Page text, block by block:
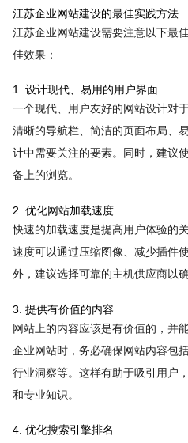
江苏企业网站建设的最佳实践方法
江苏企业网站建设需要注意以下最
佳效果：
1. 设计现代、易用的用户界面
一个现代、用户友好的网站设计对
清晰的导航栏、简洁的页面布局、
计中需要关注的要素。同时，建议
备上的浏览。
2. 优化网站加载速度
快速的加载速度是提高用户体验的
速度可以通过压缩图像、减少插件
外，建议选择可靠的主机供应商以
3. 提供有价值的内容
网站上的内容应该是有价值的，并
企业网站时，务必确保网站内容包
行业洞察等。这样有助于吸引用户
和专业知识。
4. 优化搜索引擎排名